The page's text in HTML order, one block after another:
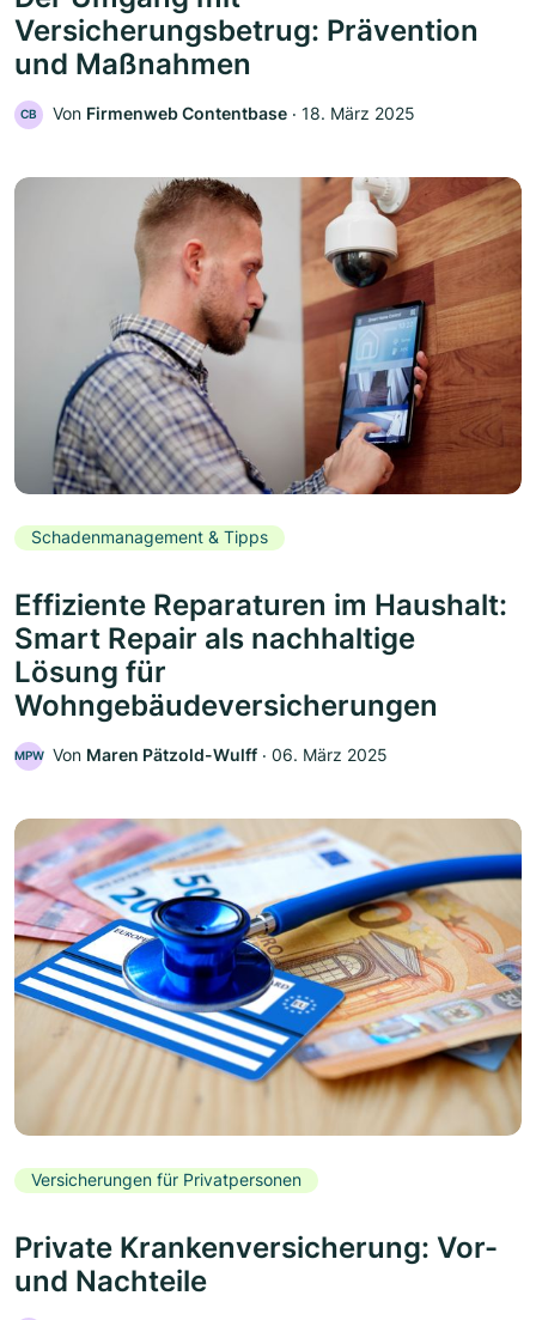
Versicherungsbetrug: Prävention
und Maßnahmen
CB Von Firmenweb Contentbase ‧ 18. März 2025
Schadenmanagement & Tipps
Effiziente Reparaturen im Haushalt:
Smart Repair als nachhaltige
Lösung für
Wohngebäudeversicherungen
MPW Von Maren Pätzold-Wulff ‧ 06. März 2025
Versicherungen für Privatpersonen
Private Krankenversicherung: Vor-
und Nachteile